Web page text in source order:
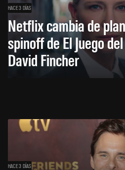
HACE 3 DÍAS
Netflix cambia de
spinoff de El Juego
David Fincher
HACE 3 DÍAS